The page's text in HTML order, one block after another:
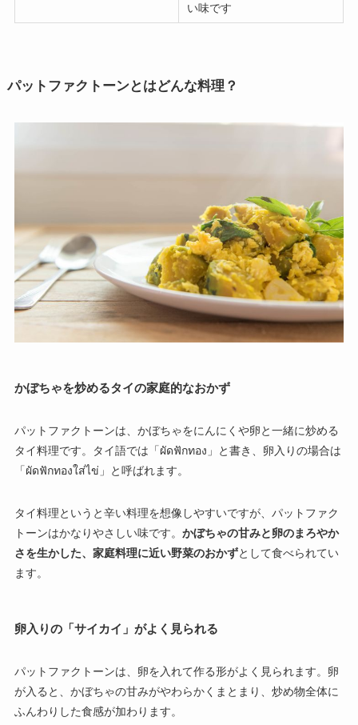
い味です
パットファクトーンとはどんな料理？
かぼちゃを炒めるタイの家庭的なおかず
パットファクトーンは、かぼちゃをにんにくや卵と一緒に炒める
タイ料理です。タイ語では「ผัดฟักทอง」と書き、卵入りの場合は
「ผัดฟักทองใส่ไข่」と呼ばれます。
タイ料理というと辛い料理を想像しやすいですが、パットファク
トーンはかなりやさしい味です。 かぼちゃの甘みと卵のまろやか
さを生かした、家庭料理に近い野菜のおかずとして食べられてい
ます。
卵入りの「サイカイ」がよく見られる
パットファクトーンは、卵を入れて作る形がよく見られます。卵
が入ると、かぼちゃの甘みがやわらかくまとまり、炒め物全体に
ふんわりした食感が加わります。